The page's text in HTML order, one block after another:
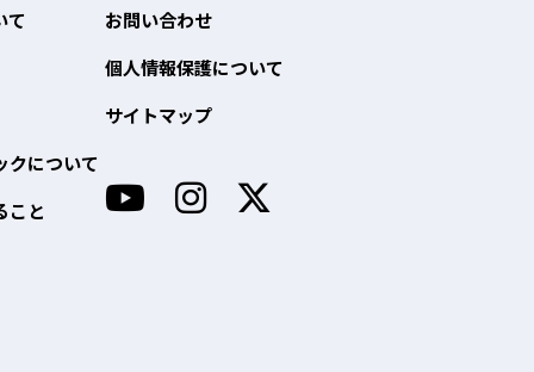
て
クについて
こと
お問い合わせ
個人情報保護について
サイトマップ